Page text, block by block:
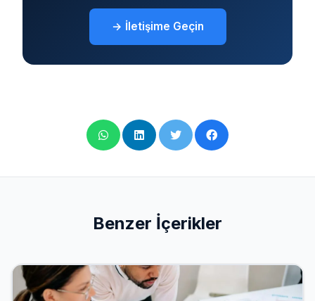
İletişime Geçin →
Benzer İçerikler